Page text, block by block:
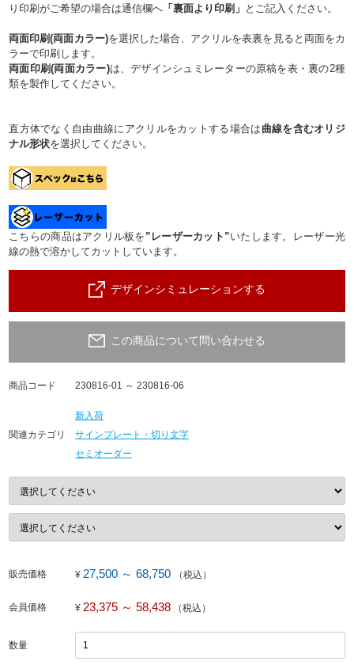
り印刷がご希望の場合は通信欄へ 「裏面より印刷」 とご記入ください。
両面印刷(両面カラー)を選択した場合、アクリルを表裏を見ると両面をカ
ラーで印刷します。
両面印刷(両面カラー)は、デザインシュミレーターの原稿を表・裏の2種
類を製作してください。
直方体でなく自由曲線にアクリルをカットする場合は 曲線を含むオリジ
ナル形状を選択してください。
こちらの商品はアクリル板を ”レーザーカット”いたします。レーザー光
線の熱で溶かしてカットしています。
デザインシミュレーションする
この商品について問い合わせる
商品コード 230816-01 ～ 230816-06
関連カテゴリ
新入荷
サインプレート・切り文字
セミオーダー
販売価格 ¥ 27,500 ～ 68,750 （税込）
会員価格 ¥ 23,375 ～ 58,438 （税込）
数量